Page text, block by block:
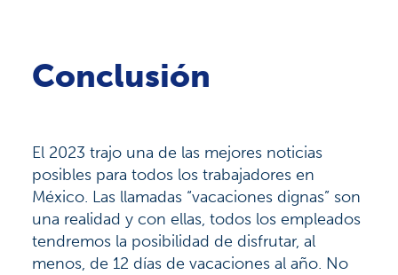
Conclusión
El 2023 trajo una de las mejores noticias
posibles para todos los trabajadores en
México. Las llamadas “vacaciones dignas” son
una realidad y con ellas, todos los empleados
tendremos la posibilidad de disfrutar, al
menos, de 12 días de vacaciones al año. No